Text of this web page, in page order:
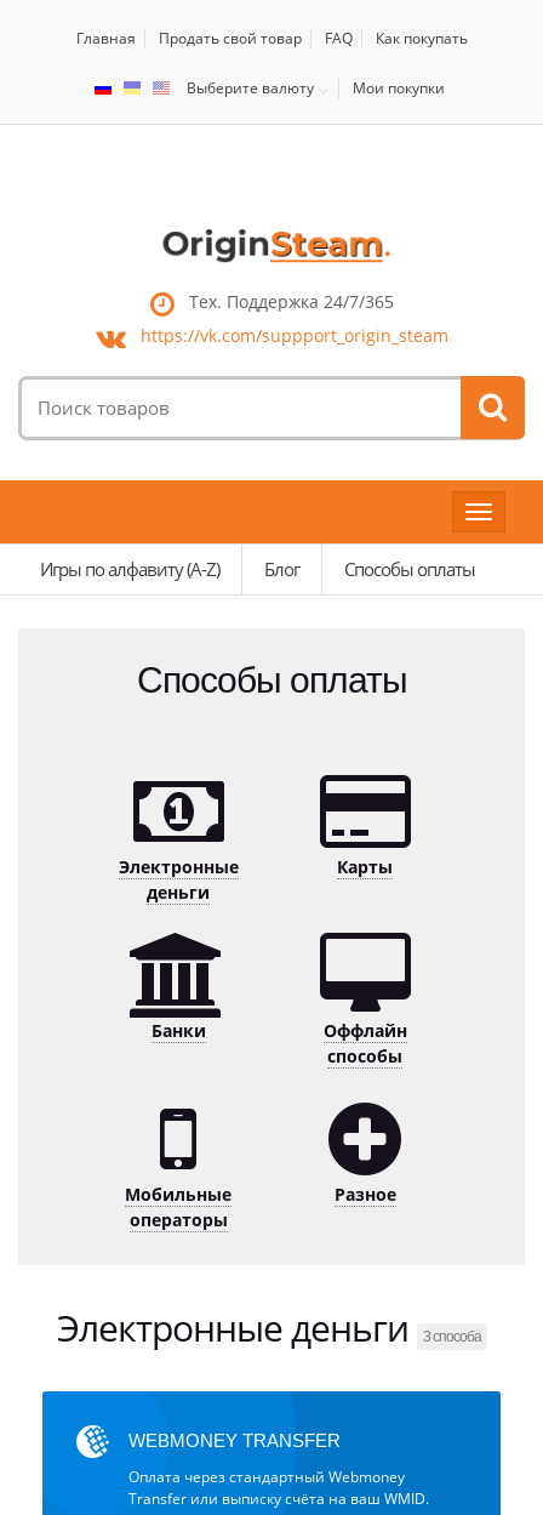
Главная Продать свой товар FAQ Как покупать
Выберите валюту Мои покупки
Тех. Поддержка 24/7/365
https://vk.com/suppport_origin_steam
товаров:
Toggle
Игры по алфавиту (A-Z)
Блог Способы оплаты
Способы оплаты
Электронные
деньги
Карты
Банки
Оффлайн
способы
Мобильные
операторы
Разное
Электронные деньги 3 способа
WEBMONEY TRANSFER
Оплата через стандартный Webmoney
Transfer или выписку счёта на ваш WMID.